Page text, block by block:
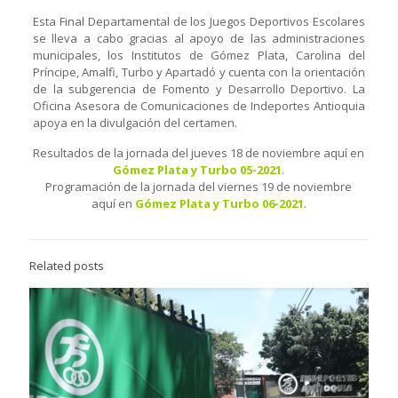
Esta Final Departamental de los Juegos Deportivos Escolares
se lleva a cabo gracias al apoyo de las administraciones
municipales, los Institutos de Gómez Plata, Carolina del
Príncipe, Amalfi, Turbo y Apartadó y cuenta con la orientación
de la subgerencia de Fomento y Desarrollo Deportivo. La
Oficina Asesora de Comunicaciones de Indeportes Antioquia
apoya en la divulgación del certamen.
Resultados de la jornada del jueves 18 de noviembre aquí en
Gómez Plata y Turbo 05-2021.
Programación de la jornada del viernes 19 de noviembre
aquí en Gómez Plata y Turbo 06-2021.
Related posts